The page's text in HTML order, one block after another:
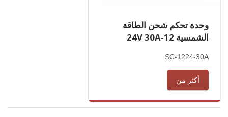
وحدة تحكم شحن الطاقة
الشمسية 12-24V 30A
SC-1224-30A
أكثر من